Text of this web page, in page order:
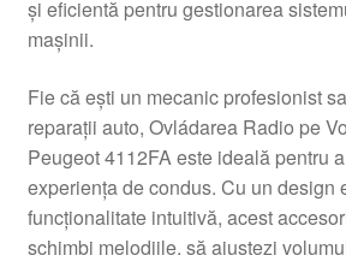
Livrare
Livrare în toată lumea
Plângere
Plățile
și eficientă pentru gestionarea
mașinii.
Fie că ești un mecanic profesionist
reparații auto, Ovládarea Radio pe
Peugeot 4112FA este ideală pentru
experiența de condus. Cu un design
funcționalitate intuitivă, acest
schimbi melodiile, să ajustezi